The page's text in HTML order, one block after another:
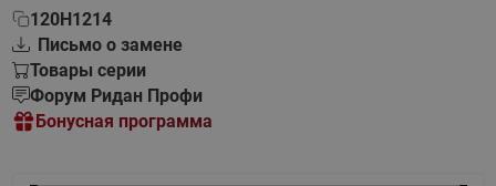
120H1214
Письмо о замене
Товары серии
Форум Ридан Профи
Бонусная программа